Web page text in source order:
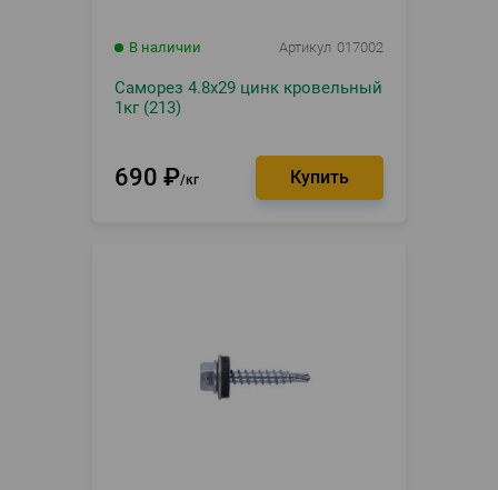
В наличии Артикул 017002
Саморез 4.8х29 цинк кровельный
1кг (213)
690 ₽ кг